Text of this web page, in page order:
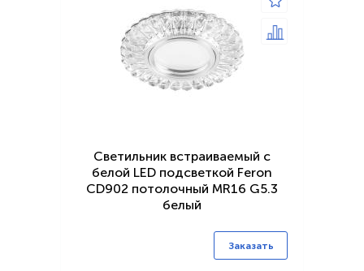
Светильник встраиваемый с
белой LED подсветкой Feron
CD902 потолочный MR16 G5.3
белый
Заказать